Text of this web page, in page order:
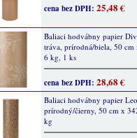
cena bez DPH: 25,48 €
Baliaci hodvábny papier
tráva, prírodná/biela, 50
6 kg, 1 ks
cena bez DPH: 28,68 €
Baliaci hodvábny papier
prírodný/čierny, 50 cm x
kg